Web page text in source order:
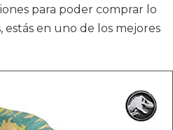
para poder comprar lo
estás en uno de los mejores